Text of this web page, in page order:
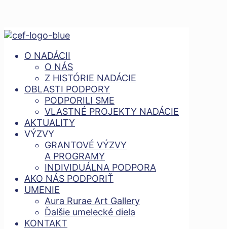
O NADÁCII
O NÁS
Z HISTÓRIE NADÁCIE
OBLASTI PODPORY
PODPORILI SME
VLASTNÉ PROJEKTY NADÁCIE
AKTUALITY
VÝZVY
GRANTOVÉ VÝZVY
A PROGRAMY
INDIVIDUÁLNA PODPORA
AKO NÁS PODPORIŤ
UMENIE
Aura Rurae Art Gallery
Ďalšie umelecké diela
KONTAKT